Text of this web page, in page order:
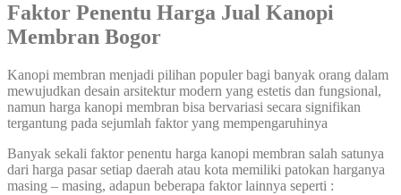
Faktor Penentu Harga Jual Kanopi
Membran Bogor
Kanopi membran menjadi pilihan populer bagi banyak orang dalam
mewujudkan desain arsitektur modern yang estetis dan fungsional,
namun harga kanopi membran bisa bervariasi secara signifikan
tergantung pada sejumlah faktor yang mempengaruhinya
Banyak sekali faktor penentu harga kanopi membran salah satunya
dari harga pasar setiap daerah atau kota memiliki patokan harganya
masing – masing, adapun beberapa faktor lainnya seperti :